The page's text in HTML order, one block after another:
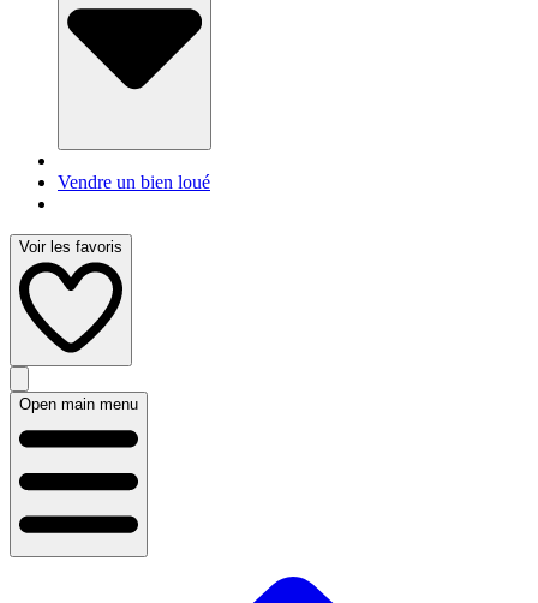
Vendre un bien loué
Voir les favoris
Open main menu